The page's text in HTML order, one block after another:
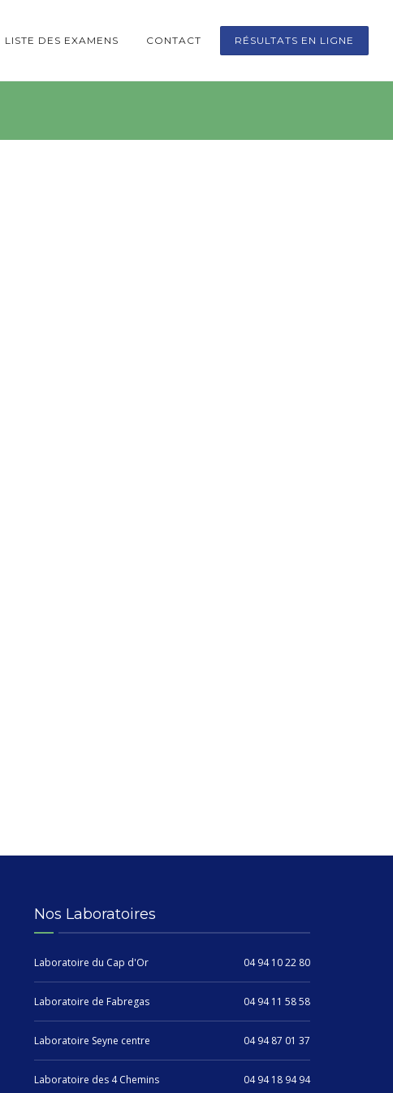
LISTE DES EXAMENS CONTACT RÉSULTATS EN LIGNE
Nos Laboratoires
Laboratoire du Cap d'Or 04 94 10 22 80
Laboratoire de Fabregas 04 94 11 58 58
Laboratoire Seyne centre 04 94 87 01 37
Laboratoire des 4 Chemins 04 94 18 94 94